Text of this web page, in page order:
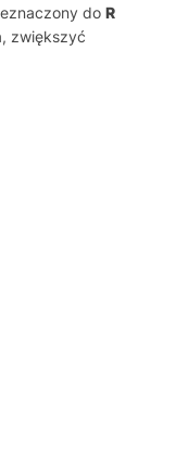
do R
zwiększyć